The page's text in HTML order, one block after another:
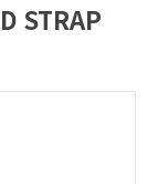
STRAP